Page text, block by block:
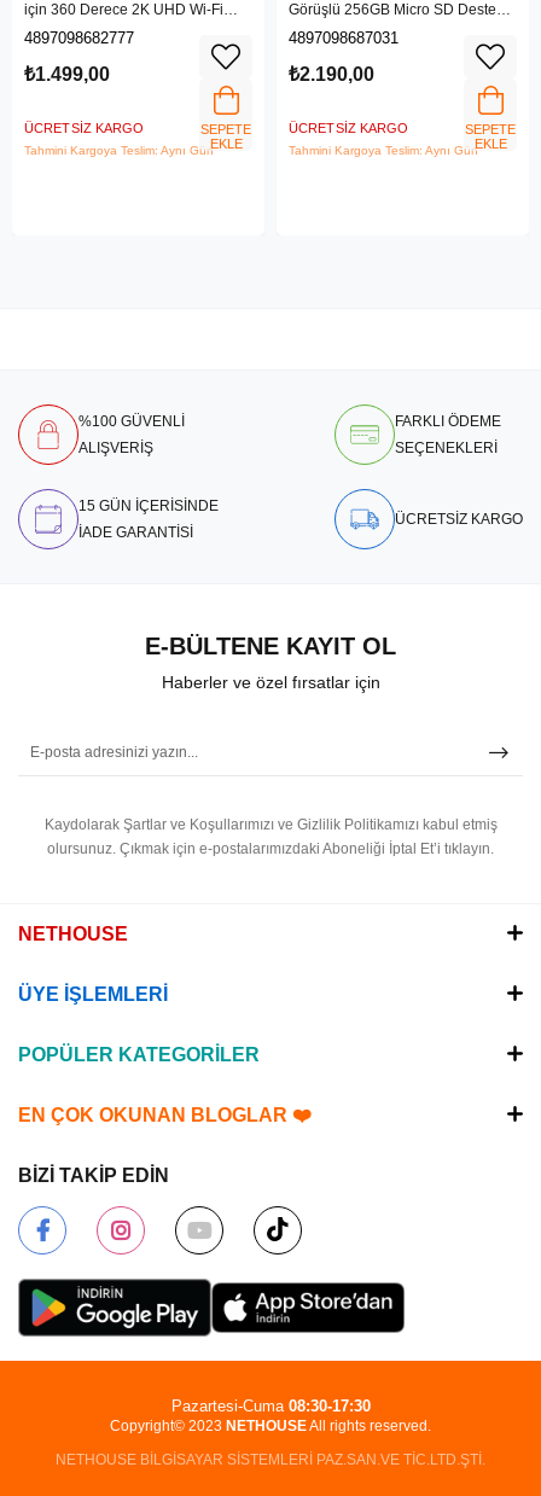
için 360 Derece 2K UHD Wi-Fi
Kamera
4897098682777
₺1.499,00
ÜCRETSIZ KARGO
Tahmini Kargoya Teslim: Aynı Gün
SEPETE
EKLE
Görüşlü 256GB Micro SD Destekli
Wi-Fi Kamera
4897098687031
₺2.190,00
ÜCRETSIZ KARGO
Tahmini Kargoya Teslim: Aynı Gün
SEPETE
EKLE
%100 GÜVENLİ
ALIŞVERİŞ
FARKLI ÖDEME
SEÇENEKLERİ
15 GÜN İÇERİSİNDE
İADE GARANTİSİ
ÜCRETSİZ KARGO
E-BÜLTENE KAYIT OL
Haberler ve özel fırsatlar için
Kaydolarak Şartlar ve Koşullarımızı ve Gizlilik Politikamızı kabul etmiş
olursunuz. Çıkmak için e-postalarımızdaki Aboneliği İptal Et’i tıklayın.
NETHOUSE
ÜYE İŞLEMLERİ
POPÜLER KATEGORİLER
EN ÇOK OKUNAN BLOGLAR ❤️
BİZİ TAKİP EDİN
Copyright© 2023 NETHOUSEAll rights reserved.
NETHOUSE BİLGİSAYAR SİSTEMLERİ PAZ.SAN.VE TİC.LTD.ŞTİ.
Pazartesi-Cuma 08:30-17:30